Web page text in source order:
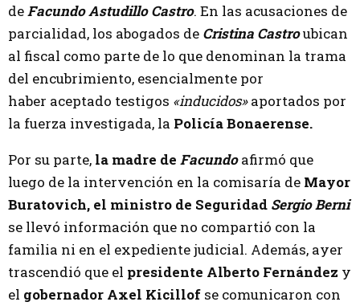
deFacundo Astudillo Castro. En las acusaciones de
parcialidad, los abogados de Cristina Castroubican
al fiscal como parte de lo que denominan la trama
del encubrimiento, esencialmente por
haber aceptado testigos «inducidos» aportados por
la fuerza investigada, la Policía Bonaerense.
Por su parte, la madre de Facundo afirmó que
luego de la intervención en la comisaría de Mayor
Buratovich, el ministro de Seguridad Sergio Berni
se llevó información que no compartió con la
familia ni en el expediente judicial. Además, ayer
trascendió que el presidente Alberto Fernández y
el gobernador Axel Kicillof se comunicaron con